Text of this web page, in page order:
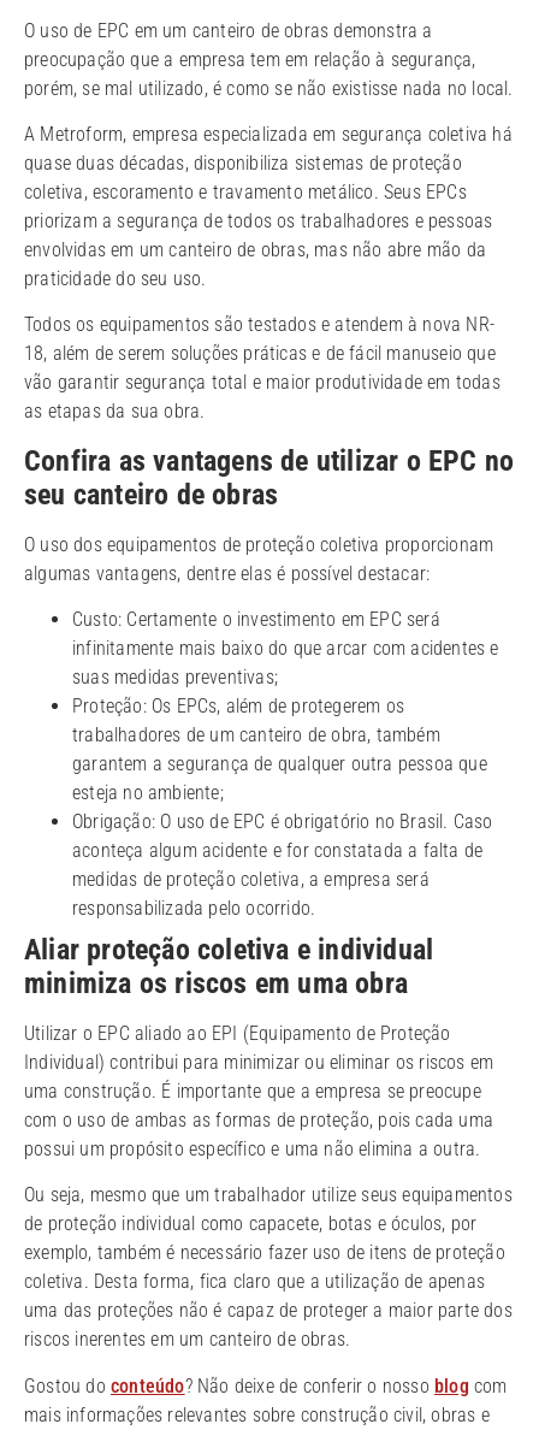
O uso de EPC em um canteiro de obras demonstra a
preocupação que a empresa tem em relação à segurança,
porém, se mal utilizado, é como se não existisse nada no local.
A Metroform, empresa especializada em segurança coletiva há
quase duas décadas, disponibiliza sistemas de proteção
coletiva, escoramento e travamento metálico. Seus EPCs
priorizam a segurança de todos os trabalhadores e pessoas
envolvidas em um canteiro de obras, mas não abre mão da
praticidade do seu uso.
Todos os equipamentos são testados e atendem à nova NR-
18, além de serem soluções práticas e de fácil manuseio que
vão garantir segurança total e maior produtividade em todas
as etapas da sua obra.
Confira as vantagens de utilizar o EPC no
seu canteiro de obras
O uso dos equipamentos de proteção coletiva proporcionam
algumas vantagens, dentre elas é possível destacar:
Custo: Certamente o investimento em EPC será
infinitamente mais baixo do que arcar com acidentes e
suas medidas preventivas;
Proteção: Os EPCs, além de protegerem os
trabalhadores de um canteiro de obra, também
garantem a segurança de qualquer outra pessoa que
esteja no ambiente;
Obrigação: O uso de EPC é obrigatório no Brasil. Caso
aconteça algum acidente e for constatada a falta de
medidas de proteção coletiva, a empresa será
responsabilizada pelo ocorrido.
Aliar proteção coletiva e individual
minimiza os riscos em uma obra
Utilizar o EPC aliado ao EPI (Equipamento de Proteção
Individual) contribui para minimizar ou eliminar os riscos em
uma construção. É importante que a empresa se preocupe
com o uso de ambas as formas de proteção, pois cada uma
possui um propósito específico e uma não elimina a outra.
Ou seja, mesmo que um trabalhador utilize seus equipamentos
de proteção individual como capacete, botas e óculos, por
exemplo, também é necessário fazer uso de itens de proteção
coletiva. Desta forma, fica claro que a utilização de apenas
uma das proteções não é capaz de proteger a maior parte dos
riscos inerentes em um canteiro de obras.
Gostou do conteúdo? Não deixe de conferir o nosso blog com
mais informações relevantes sobre construção civil, obras e